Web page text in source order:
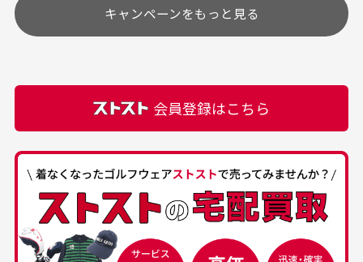
購入できました。状態も
最高でした。
商品をありがとうござい
ます。
30代男性 50代男性
その他の休日につきましてはサイト上にて告知させて
頂きます。
カートの有効時間はありますか？
は自動的にカート内の商品が削除されますのでご注意
下さい。
お気に入り機能をご利用下さい。
付属品について
付属品の記載につきましては、弊社に入荷した時点
ある場合もございます。
経年劣化について
当店では商品の管理には細心の注意を払っておりま
すが、経年により素材の劣化やパーツの強度低下が
キャンペーンをもっと見る
会員登録はこちら